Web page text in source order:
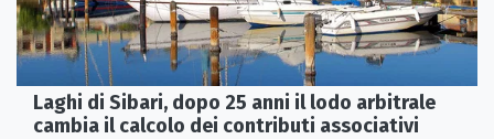
Laghi di Sibari, dopo 25 anni il lodo arbitrale
cambia il calcolo dei contributi associativi